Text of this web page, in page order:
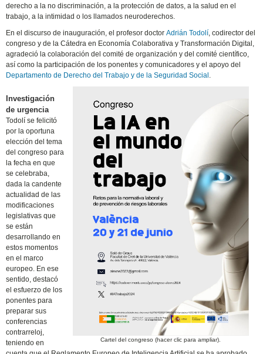
derecho a la no discriminación, a la protección de datos, a la salud en el
trabajo, a la intimidad o los llamados neuroderechos.
En el discurso de inauguración, el profesor doctorAdrián Todolí, codirector del
congreso y de la Cátedra en Economía Colaborativa y Transformación Digital,
agradeció la colaboración del comité de organización y del comité científico,
así como la participación de los ponentes y comunicadores y el apoyo del
Departamento de Derecho del Trabajo y de la Seguridad Social .
Cartel del congreso (hacer clic para ampliar).
Investigación
de urgencia
Todolí se felicitó
por la oportuna
elección del tema
del congreso para
la fecha en que
se celebraba,
dada la candente
actualidad de las
modificaciones
legislativas que
se están
desarrollando en
estos momentos
en el marco
europeo. En ese
sentido, destacó
el esfuerzo de los
ponentes para
preparar sus
conferencias
contrarreloj,
teniendo en